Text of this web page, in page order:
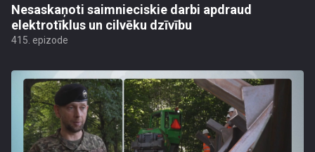
Nesaskaņoti saimnieciskie darbi apdraud
elektrotīklus un cilvēku dzīvību
415. epizode